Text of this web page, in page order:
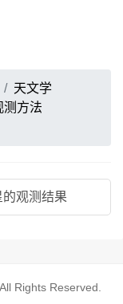
天文学
测方法
观测结果
. All Rights Reserved.